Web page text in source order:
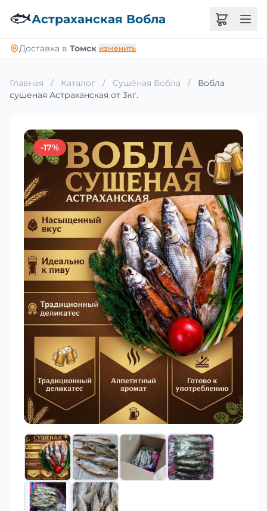
🐟Астраханская Вобла
Доставка в Томск изменить
Главная / Каталог / Сушёная Вобла /
Вобла
сушеная Астраханская от 3кг.
-17%